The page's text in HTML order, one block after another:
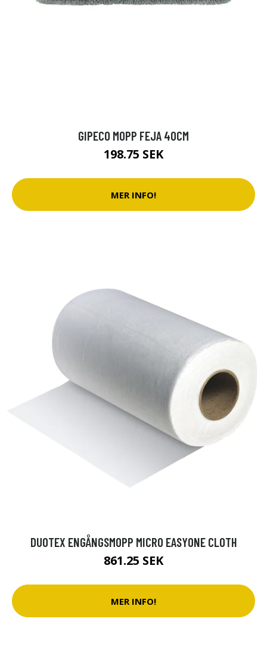
GIPECO MOPP FEJA 40CM
198.75 SEK
MER INFO!
DUOTEX ENGÅNGSMOPP MICRO EASYONE CLOTH
861.25 SEK
MER INFO!